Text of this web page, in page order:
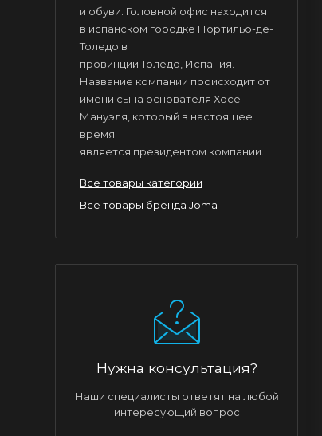
и обуви. Головной офис находится
в испанском городке Портильо-де-
Толедо в
провинции Толедо, Испания.
Название компании происходит от
имени сына основателя Хосе
Мануэля, который в настоящее
время
является президентом компании.
Все товары категории
Все товары бренда Joma
Нужна консультация?
Наши специалисты ответят на любой
интересующий вопрос